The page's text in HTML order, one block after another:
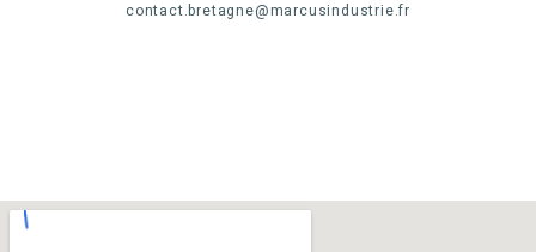
contact.bretagne@marcusindustrie.fr